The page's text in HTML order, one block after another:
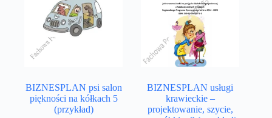
BIZNESPLAN psi salon
piękności na kółkach 5
(przykład)
BIZNESPLAN usługi
krawieckie –
projektowanie, szycie,